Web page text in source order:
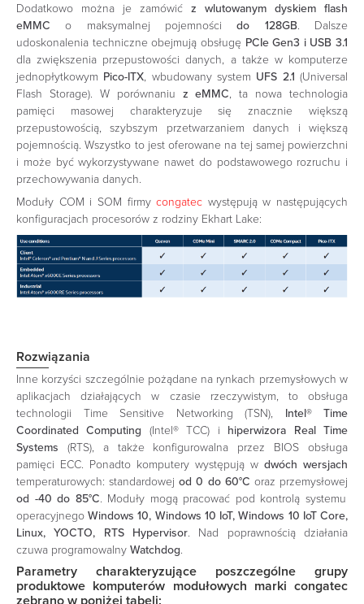
Dodatkowo można je zamówić z wlutowanym dyskiem flash
eMMC o maksymalnej pojemnoścido 128GB. Dalsze
udoskonalenia techniczne obejmują obsługę PCIe Gen3 i USB 3.1
dla zwiększenia przepustowości danych, a także w komputerze
jednopłytkowym Pico-ITX, wbudowany system UFS 2.1 (Universal
Flash Storage). W porównaniu z eMMC, ta nowa technologia
pamięci masowej charakteryzuje się znacznie większą
przepustowością, szybszym przetwarzaniem danych i większą
pojemnością. Wszystko to jest oferowane na tej samej powierzchni
i może być wykorzystywane nawet do podstawowego rozruchu i
przechowywania danych.
Moduły COM i SOM firmycongatec występują w następujących
konfiguracjach procesorów z rodziny Ekhart Lake:
Rozwiązania
Inne korzyści szczególnie pożądane na rynkach przemysłowych w
aplikacjach działających w czasie rzeczywistym, to obsługa
technologii Time Sensitive Networking (TSN), Intel® Time
Coordinated Computing (Intel® TCC) i hiperwizora Real Time
Systems (RTS), a także konfigurowalna przez BIOS obsługa
pamięci ECC. Ponadto komputery występują w dwóch wersjach
temperaturowych: standardowej od 0 do 60°C oraz przemysłowej
od -40 do 85°C. Moduły mogą pracować pod kontrolą systemu
operacyjnegoWindows 10, Windows 10 IoT, Windows 10 IoT Core,
Linux, YOCTO, RTS Hypervisor. Nad poprawnością działania
czuwa programowalny Watchdog.
Parametry charakteryzujące poszczególne grupy
produktowe komputerów modułowych marki congatec